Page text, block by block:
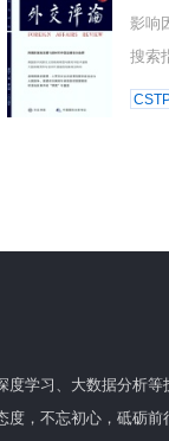
影响
搜索
度学习、大数据分析
度，不忘初心，砥砺前